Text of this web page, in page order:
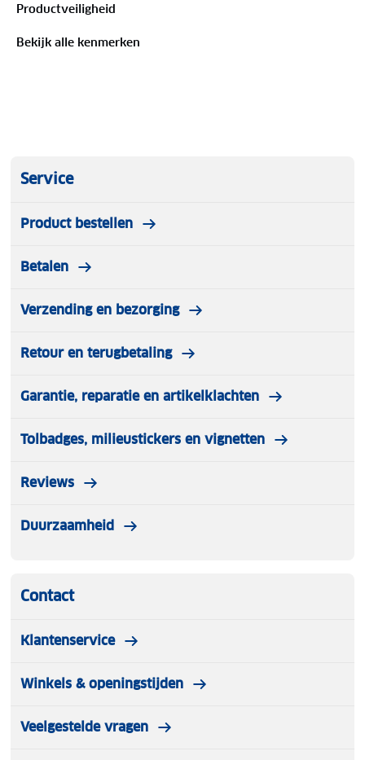
De gladde stof heeft een lichte glans die het
wielershirt een stijlvolle uitstraling geeft.
Productveiligheid
Bekijk alle kenmerken
Service
Product bestellen
Betalen
Verzending en bezorging
Retour en terugbetaling
Garantie, reparatie en artikelklachten
Tolbadges, milieustickers en vignetten
Reviews
Duurzaamheid
Contact
Klantenservice
Winkels & openingstijden
Veelgestelde vragen